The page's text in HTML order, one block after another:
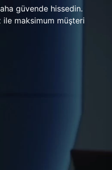
güvende hissedin.
ile maksimum müşteri